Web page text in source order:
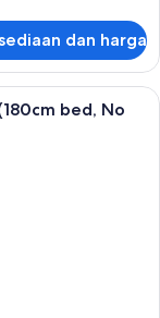
dan harga
kerja ramah
bed, No